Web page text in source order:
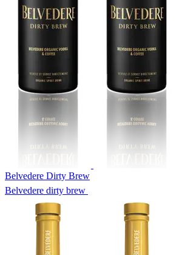
Belvedere Dirty Brew
Belvedere dirty brew